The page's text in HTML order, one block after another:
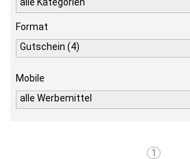
Format
Gutschein (4)
Mobile
alle Werbemittel
1